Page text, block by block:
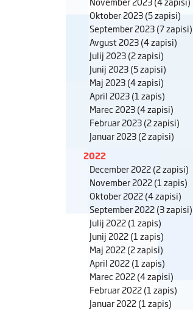
Oktober 2023(5 zapisi)
September 2023(7 zapisi)
Avgust 2023(4 zapisi)
Julij 2023(2 zapisi)
Junij 2023(5 zapisi)
Maj 2023(4 zapisi)
April 2023(1 zapis)
Marec 2023(4 zapisi)
Februar 2023(2 zapisi)
Januar 2023(2 zapisi)
2022
December 2022(2 zapisi)
November 2022(1 zapis)
Oktober 2022(4 zapisi)
September 2022(3 zapisi)
Julij 2022(1 zapis)
Junij 2022(1 zapis)
Maj 2022(2 zapisi)
April 2022(1 zapis)
Marec 2022(4 zapisi)
Februar 2022(1 zapis)
Januar 2022(1 zapis)